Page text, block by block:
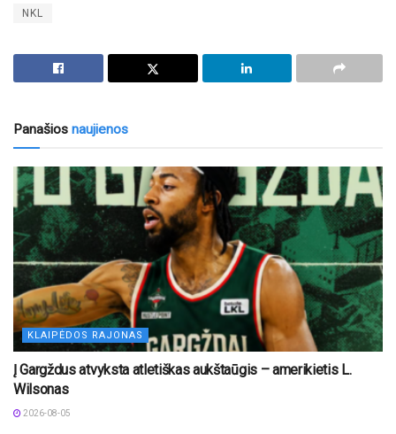
NKL
Panašios naujienos
KLAIPĖDOS RAJONAS
Į Gargždus atvyksta atletiškas aukštaūgis – amerikietis L.
Wilsonas
2026-08-05